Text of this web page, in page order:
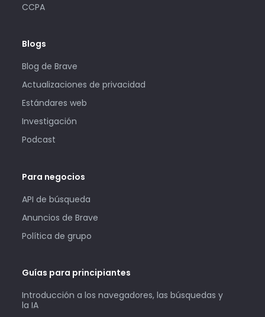
CCPA
Blogs
Blog de Brave
Actualizaciones de privacidad
Estándares web
Investigación
Podcast
Para negocios
API de búsqueda
Anuncios de Brave
Política de grupo
Guías para principiantes
Introducción a los navegadores, las búsquedas y
la IA